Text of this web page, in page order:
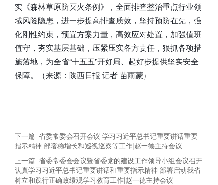
实《森林草原防灭火条例》，全面排查整治重点行业领
域风险隐患，进一步提高排查质效，坚持预防在先，强
化刚性约束，预置方案力量，高效应对处置，加强值班
值守，夯实基层基础，压紧压实各方责任，狠抓各项措
施落地，为全省“十五五”开好局、起好步提供坚实安全
保障。（来源：陕西日报 记者 苗雨蒙）
下一篇: 省委常委会召开会议 学习习近平总书记重要讲话重要
指示精神 部署稳增长和巡视巡察等工作|赵一德主持会议
上一篇: 省委常委会会议暨省委党的建设工作领导小组会议召开
认真学习习近平总书记重要讲话和重要指示精神 部署启动我省
树立和践行正确政绩观学习教育工作|赵一德主持会议